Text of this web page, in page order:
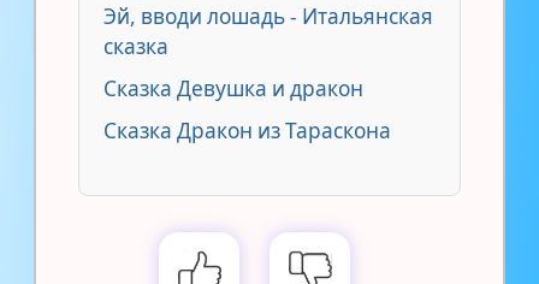
Эй, вводи лошадь - Итальянская
сказка
Сказка Девушка и дракон
Сказка Дракон из Тараскона